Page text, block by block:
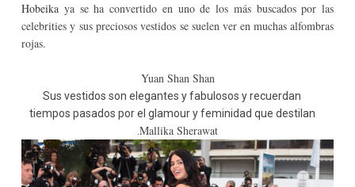
Hobeika ya se ha convertido en uno de los más buscados por las
celebrities ysus preciosos vestidos se suelen ver en muchas alfombras
rojas.
Yuan Shan Shan
Sus vestidos son elegantes y fabulosos y recuerdan
tiempos pasados por el glamour y feminidad que destilan
Mallika Sherawat